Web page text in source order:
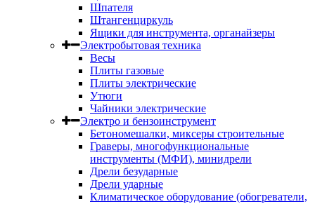
Шпателя
Штангенциркуль
Ящики для инструмента, органайзеры
Электробытовая техника
Весы
Плиты газовые
Плиты электрические
Утюги
Чайники электрические
Электро и бензоинструмент
Бетономешалки, миксеры строительные
Граверы, многофункциональные
инструменты (МФИ), минидрели
Дрели безударные
Дрели ударные
Климатическое оборудование (обогреватели,